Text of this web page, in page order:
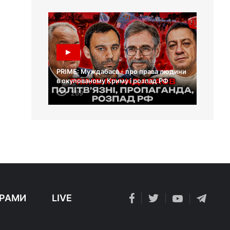
PRIME: Муждабаєв - про права людини
в окупованому Криму і розпад РФ
269
LIVE